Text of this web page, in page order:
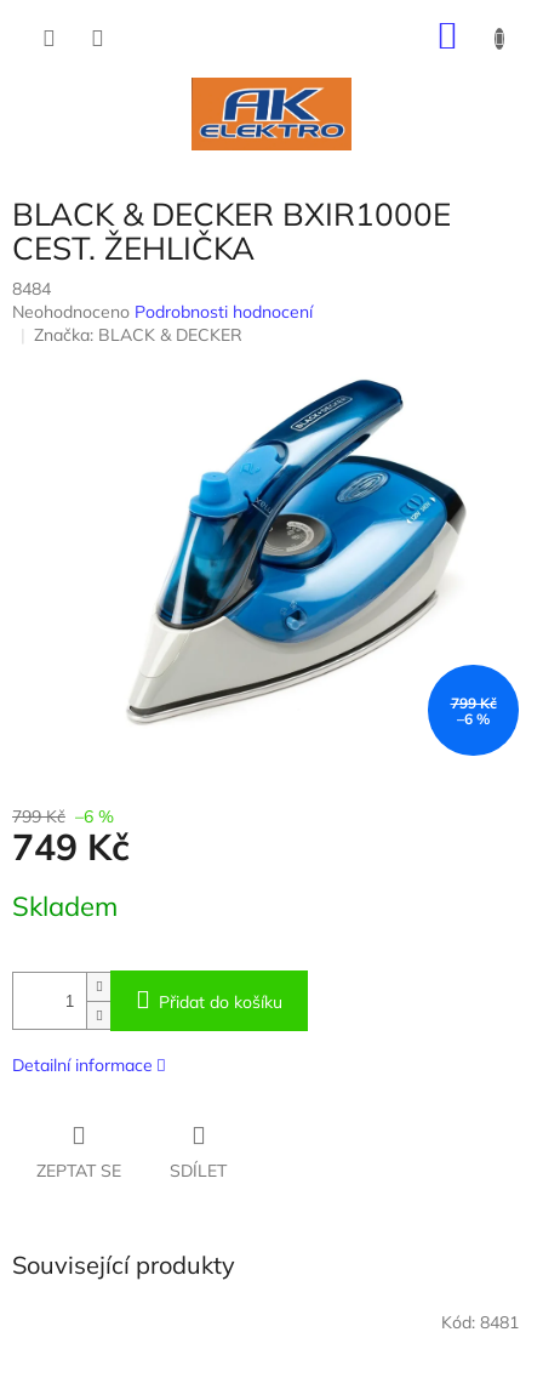
BLACK & DECKER BXIR1000E
CEST. ŽEHLIČKA
8484
Průměrné
hodnocení
Neohodnoceno Podrobnosti hodnocení
Značka: BLACK & DECKER
799 Kč
–6 %
799 Kč –6 %
749 Kč
cena:
Skladem
Přidat do košíku
Detailní informace
ZEPTAT SE SDÍLET
Související produkty
Kód: 8481